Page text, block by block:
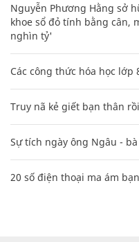
Nguyễn Phương Hằng sở
khoe sổ đỏ tính bằng cân,
nghìn tỷ'
Các công thức hóa học lớp
Truy nã kẻ giết bạn thân
Sự tích ngày ông Ngâu -
20 số điện thoại ma ám